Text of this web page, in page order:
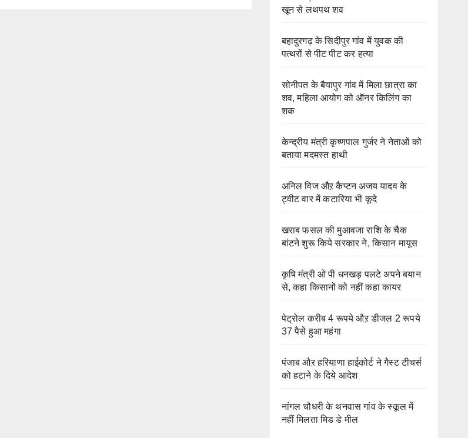
खून से लथपथ शव
बहादुरगढ़ के सिदीपुर गांव में युवक की
पत्थरों से पीट पीट कर हत्या
सोनीपत के बैयापुर गांव में मिला छात्रा का
शव, महिला आयोग को ऑनर किलिंग का
शक
केन्द्रीय मंत्री कृष्णपाल गुर्जर ने नेताओं को
बताया मदमस्त हाथी
अनिल विज औऱ कैप्टन अजय यादव के
ट्वीट वार में कटारिया भी कूदे
खराब फसल की मुआवजा राशि के चैक
बांटने शुरू किये सरकार ने, किसान मायूस
कृषि मंत्री ओ पी धनखड़ पलटे अपने बयान
से, कहा किसानों को नहीं कहा कायर
पेट्रोल करीब 4 रूपये औऱ डीजल 2 रूपये
37 पैसे हुआ महंगा
पंजाब औऱ हरियाणा हाईकोर्ट ने गैस्ट टीचर्स
को हटाने के दिये आदेश
नांगल चौधरी के थनवास गांव के स्कूल में
नहीं मिलता मिड डे मील